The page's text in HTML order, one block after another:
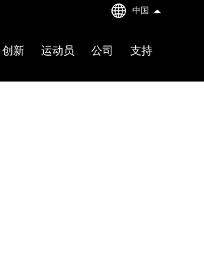
中国
创新 运动员 公司 支持